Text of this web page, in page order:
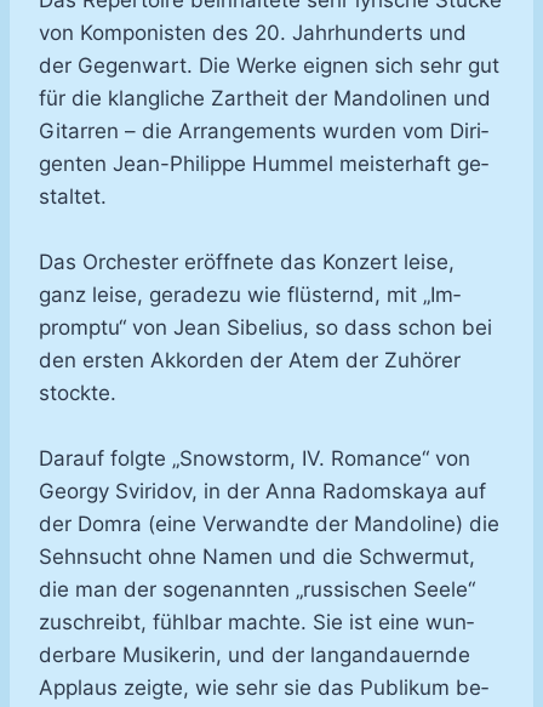
von Kom­po­nis­ten des 20. Jahr­hun­derts und
der Ge­gen­wart. Die Wer­ke eig­nen sich sehr gut
für die klang­li­che Zart­heit der Man­do­li­nen und
Gi­tar­ren – die Ar­ran­ge­ments wur­den vom Di­ri­
gen­ten Jean-​Phil­ip­pe Hum­mel meis­ter­haft ge­
stal­tet.
Das Or­ches­ter er­öff­ne­te das Kon­zert lei­se,
ganz lei­se, ge­ra­de­zu wie flüs­ternd, mit „Im­
promp­tu“ von Jean Si­be­li­us, so dass schon bei
den ers­ten Ak­kor­den der Atem der Zu­hö­rer
stock­te.
Dar­auf folg­te „Snow­storm, IV. Ro­mance“ von
Ge­or­gy Svi­ri­dov, in der An­na Ra­domska­ya auf
der Dom­ra (ei­ne Ver­wand­te der Man­do­li­ne) die
Sehn­sucht oh­ne Na­men und die Schwer­mut,
die man der so­ge­nann­ten „rus­si­schen See­le“
zu­schreibt, fühl­bar mach­te. Sie ist ei­ne wun­
der­ba­re Mu­si­ke­rin, und der lan­gan­dau­ern­de
Ap­plaus zeig­te, wie sehr sie das Pu­bli­kum be­